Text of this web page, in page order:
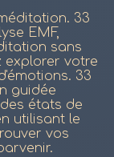
33
EMF,
sans
explorer votre
33
guidée
états de
utilisant le
vos